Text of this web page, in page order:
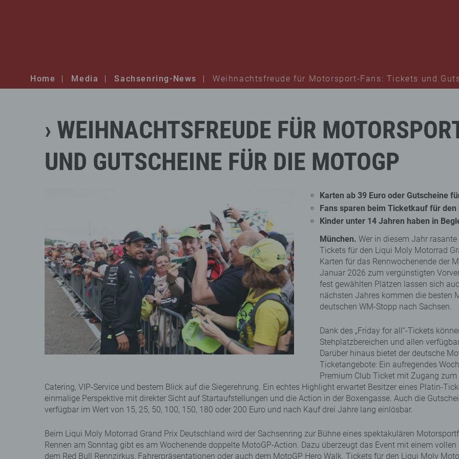
Home Media Sachsenring-News Weihnachtsfreude für Motorsport-Fans: Tickets und
WEIHNACHTSFREUDE FÜR
UND GUTSCHEINE FÜR DIE MOTOGP
Karten ab 39 Euro oder Gutscheine
Fans sparen beim Ticketkauf für den
Kinder unter 14 Jahren haben in
München. Wer in diesem Jahr
Tickets für den Liqui Moly Motorrad
Karten für das Rennwochenende der
Januar 2026 zum vergünstigten
fest gewählten Plätzen lassen sich
nächsten Jahres kommen die besten
deutschen WM-Stopp nach Sachsen.
Dank des „Friday for all“-Tickets
Stehplatzbereichen und allen
Darüber hinaus bietet der deutsche
Ticketangebote: Ein aufregendes
Premium Club Ticket mit Zugang
Catering, VIP-Service und bestem Blick auf die Siegerehrung. Ein echtes Highlight erwartet Besitzer eines Platin-
einmalige Perspektive mit direkter Sicht auf Startaufstellungen und die Action in der Boxengasse. Auch die
verfügbar im Wert von 15, 25, 50, 100, 150, 180 oder 200 Euro und nach Kauf drei Jahre lang einlösbar.
Beim Liqui Moly Motorrad Grand Prix Deutschland wird der Sachsenring zur Bühne eines spektakulären
Rennen am Sonntag gibt es am Wochenende doppelte MotoGP-Action. Dazu überzeugt das Event mit einem
dem Red Bull Rennzirkus, Fahrerpräsentationen oder auch dem MotoGP Hero Walk. Tickets für den Liqui Moly